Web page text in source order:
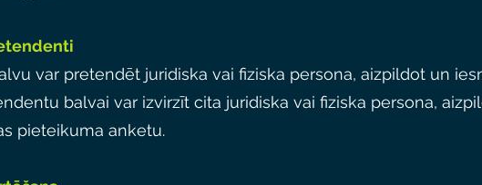
var pretendēt juridiska vai fiziska persona, aizpildot un
balvai var izvirzīt cita juridiska vai fiziska persona,
pieteikuma anketu.